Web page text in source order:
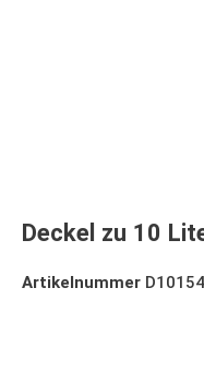
Deckel zu 10
Artikelnummer D10154